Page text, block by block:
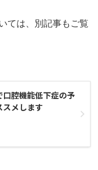
ては、別記事もご覧
腔機能低下症の予
スメします